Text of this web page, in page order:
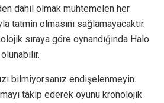
dahil olmak muhtemelen her
tatmin olmasını sağlamayacaktır.
sıraya göre oynandığında Halo
bilmiyorsanız endişelenmeyin.
takip ederek oyunu kronolojik